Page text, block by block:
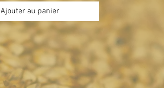
Ajouter au panier